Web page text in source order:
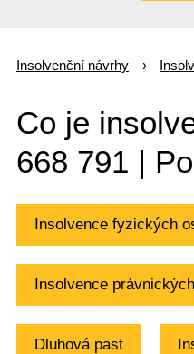
Insolvenční návrhy
Co je
668 791 |
Insolvence fyzických
Insolvence
Dluhová past